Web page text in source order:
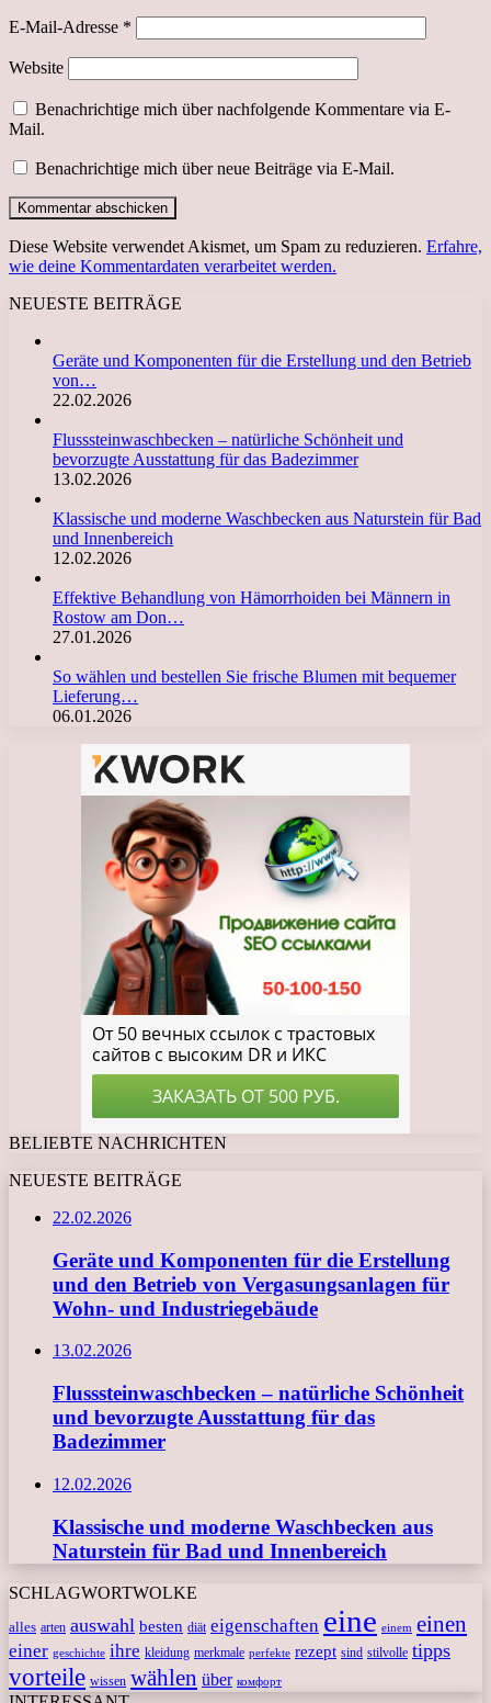
E-Mail-Adresse *
Website
Benachrichtige mich über nachfolgende Kommentare via E-
Mail.
Benachrichtige mich über neue Beiträge via E-Mail.
Diese Website verwendet Akismet, um Spam zu reduzieren. Erfahre,
wie deine Kommentardaten verarbeitet werden.
NEUESTE BEITRÄGE
Geräte und Komponenten für die Erstellung und den Betrieb
von…
22.02.2026
Flusssteinwaschbecken – natürliche Schönheit und
bevorzugte Ausstattung für das Badezimmer
13.02.2026
Klassische und moderne Waschbecken aus Naturstein für Bad
und Innenbereich
12.02.2026
Effektive Behandlung von Hämorrhoiden bei Männern in
Rostow am Don…
27.01.2026
So wählen und bestellen Sie frische Blumen mit bequemer
Lieferung…
06.01.2026
BELIEBTE NACHRICHTEN
NEUESTE BEITRÄGE
22.02.2026
Geräte und Komponenten für die Erstellung
und den Betrieb von Vergasungsanlagen für
Wohn- und Industriegebäude
13.02.2026
Flusssteinwaschbecken – natürliche Schönheit
und bevorzugte Ausstattung für das
Badezimmer
12.02.2026
Klassische und moderne Waschbecken aus
Naturstein für Bad und Innenbereich
SCHLAGWORTWOLKE
alles arten auswahl besten diät eigenschaften eine einem einen
einer geschichte ihre kleidung merkmale perfekte rezept sind stilvolle tipps
vorteile wissen wählen über комфорт